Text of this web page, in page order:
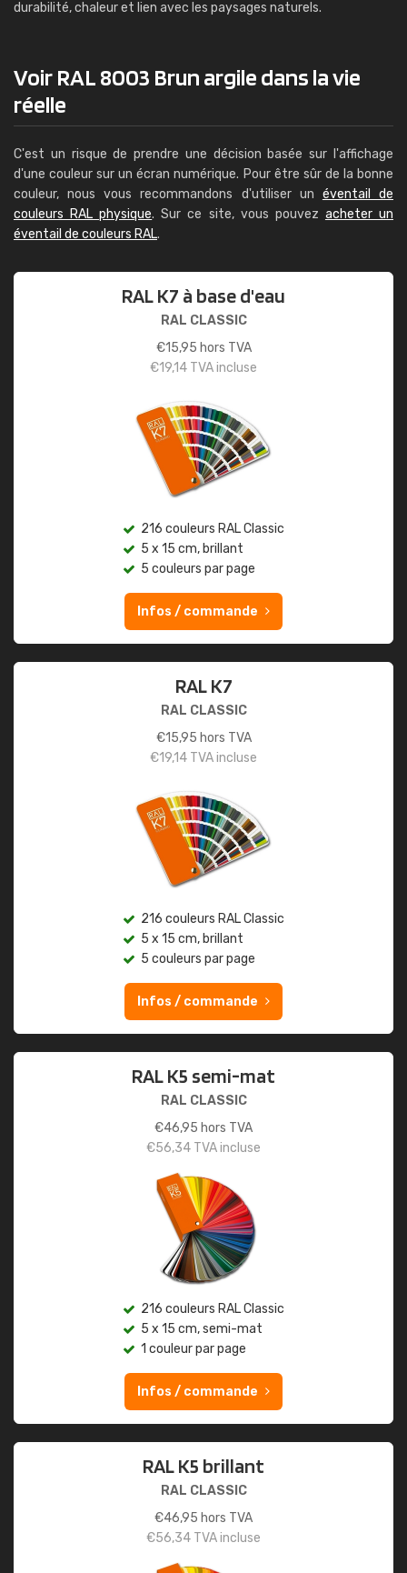
durabilité, chaleur et lien avec les paysages naturels.
Voir RAL 8003 Brun argile dans la vie
réelle
C'est un risque de prendre une décision basée sur l'affichage
d'une couleur sur un écran numérique. Pour être sûr de la bonne
couleur, nous vous recommandons d'utiliser un éventail de
couleurs RAL physique. Sur ce site, vous pouvez acheter un
éventail de couleurs RAL.
RAL K7 à base d'eau
RAL CLASSIC
€15,95 hors TVA
€19,14 TVA incluse
216 couleurs RAL Classic
5 x 15 cm, brillant
5 couleurs par page
Infos / commande
RAL K7
RAL CLASSIC
€15,95 hors TVA
€19,14 TVA incluse
216 couleurs RAL Classic
5 x 15 cm, brillant
5 couleurs par page
Infos / commande
RAL K5 semi-mat
RAL CLASSIC
€46,95 hors TVA
€56,34 TVA incluse
216 couleurs RAL Classic
5 x 15 cm, semi-mat
1 couleur par page
Infos / commande
RAL K5 brillant
RAL CLASSIC
€46,95 hors TVA
€56,34 TVA incluse